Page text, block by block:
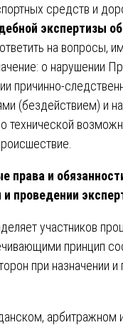
средств и
экспертизы
на вопросы,
о нарушении
причинно-
(бездействием) и
технической
права и
и проведении
участников
принцип
при назначении
арбитражном